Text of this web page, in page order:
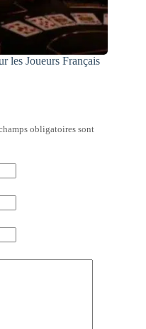
les Joueurs Français
obligatoires sont